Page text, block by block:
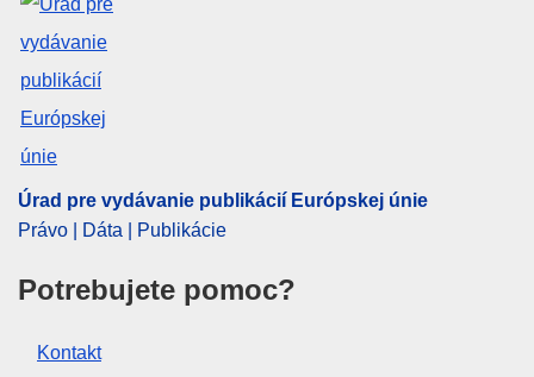
Úrad pre vydávanie publikácií Európskej únie
Právo | Dáta | Publikácie
Potrebujete pomoc?
Kontakt